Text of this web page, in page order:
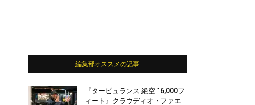
編集部オススメの記事
『タービュランス 絶空 16,000フ
ィート』クラウディオ・ファエ